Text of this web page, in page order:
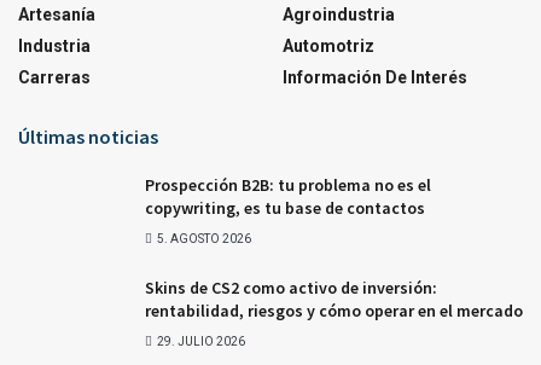
Artesanía
Industria
Carreras
Agroindustria
Automotriz
Información De Interés
Últimas noticias
Prospección B2B: tu problema no es el
copywriting, es tu base de contactos
5. AGOSTO 2026
Skins de CS2 como activo de inversión:
rentabilidad, riesgos y cómo operar en el mercado
29. JULIO 2026